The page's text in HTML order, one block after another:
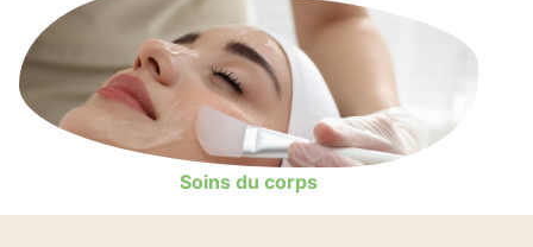
Soins du corps